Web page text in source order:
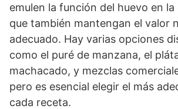
emulen la función del huevo en
que también mantengan el valor
adecuado. Hay varias opciones
como el puré de manzana, el
machacado, y mezclas
pero es esencial elegir el más
cada receta.